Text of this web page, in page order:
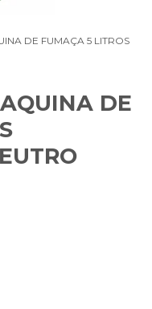
DE FUMAÇA 5 LITROS
DE